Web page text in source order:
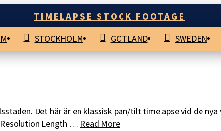
TIMELAPSE STOCK FOOTAGE
STOCKHOLM GOTLAND SWEDEN
Det här är en klassisk pan/tilt timelapse vid de nya
Length … Read More